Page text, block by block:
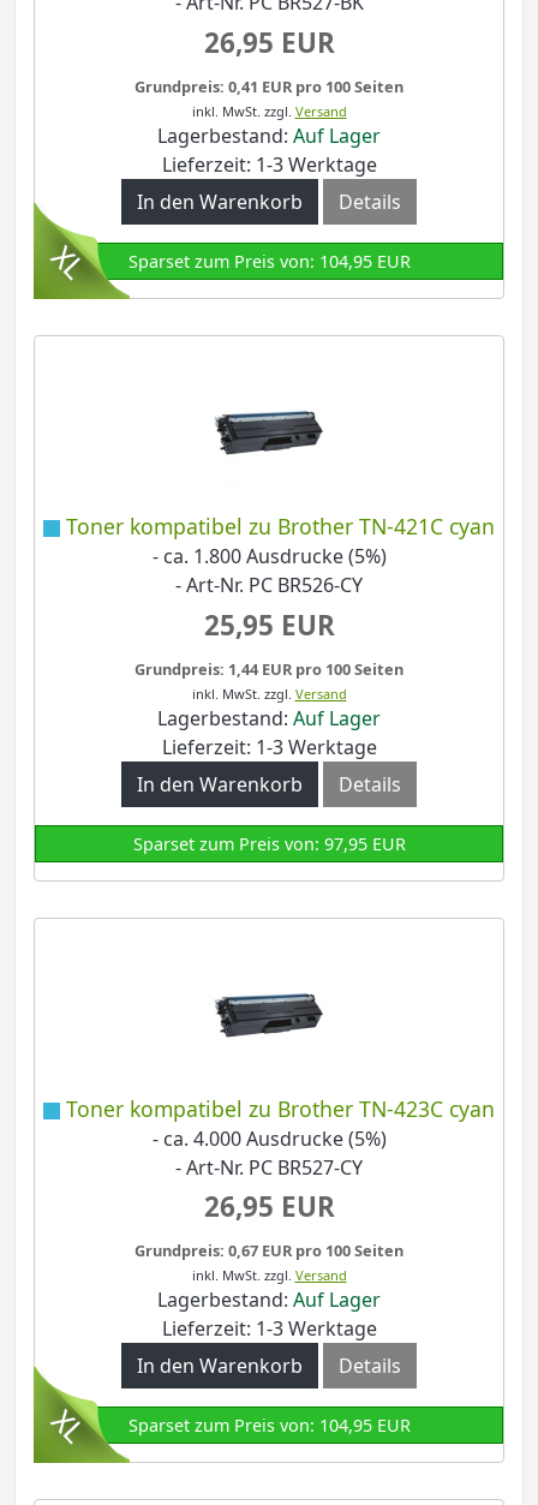
26,95 EUR
Grundpreis: 0,41 EUR pro 100 Seiten
inkl. MwSt. zzgl. Versand
Lagerbestand: Auf Lager
Lieferzeit: 1-3 Werktage
In den Warenkorb
Details
Sparset zum Preis von: 104,95 EUR
Toner kompatibel zu Brother TN-421C cyan
- ca. 1.800 Ausdrucke (5%)
- Art-Nr. PC BR526-CY
25,95 EUR
Grundpreis: 1,44 EUR pro 100 Seiten
inkl. MwSt. zzgl. Versand
Lagerbestand: Auf Lager
Lieferzeit: 1-3 Werktage
In den Warenkorb
Details
Sparset zum Preis von: 97,95 EUR
Toner kompatibel zu Brother TN-423C cyan
- ca. 4.000 Ausdrucke (5%)
- Art-Nr. PC BR527-CY
26,95 EUR
Grundpreis: 0,67 EUR pro 100 Seiten
inkl. MwSt. zzgl. Versand
Lagerbestand: Auf Lager
Lieferzeit: 1-3 Werktage
In den Warenkorb
Details
Sparset zum Preis von: 104,95 EUR